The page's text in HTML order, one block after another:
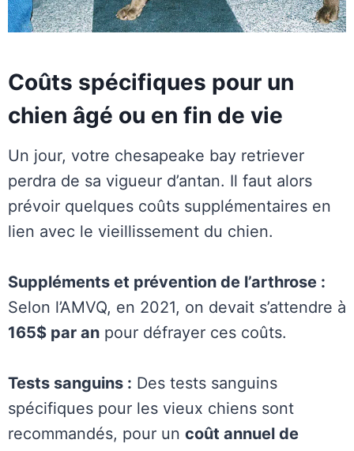
Coûts spécifiques pour un
chien âgé ou en fin de vie
Un jour, votre chesapeake bay retriever
perdra de sa vigueur d’antan. Il faut alors
prévoir quelques coûts supplémentaires en
lien avec le vieillissement du chien.
Suppléments et prévention de l’arthrose :
Selon l’AMVQ, en 2021, on devait s’attendre à
165$ par an pour défrayer ces coûts.
Tests sanguins : Des tests sanguins
spécifiques pour les vieux chiens sont
recommandés, pour un coût annuel de